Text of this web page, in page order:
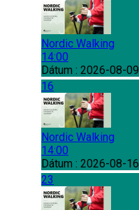
Nordic Walking
14:00
Dátum : 2026-08-09
16
Nordic Walking
14:00
Dátum : 2026-08-16
23